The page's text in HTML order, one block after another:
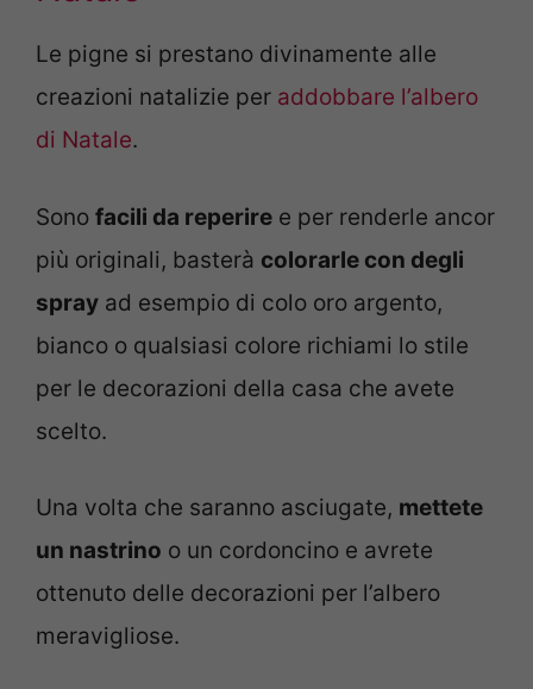
Le pigne si prestano divinamente alle
creazioni natalizie per addobbare l’albero
di Natale.
Sono facili da reperire e per renderle ancor
più originali, basterà colorarle con degli
spray ad esempio di colo oro argento,
bianco o qualsiasi colore richiami lo stile
per le decorazioni della casa che avete
scelto.
Una volta che saranno asciugate, mettete
un nastrino o un cordoncino e avrete
ottenuto delle decorazioni per l’albero
meravigliose.